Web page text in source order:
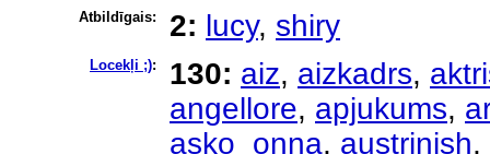
Atbildīgais: 2: lucy, shiry
Locekļi ;): 130: aiz, aizkadrs,
angellore, apjukums,
asko_onna, austrinjsh,